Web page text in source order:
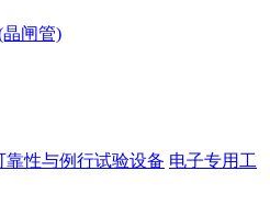
闸管)
靠性与例行试验设备 电子专用工